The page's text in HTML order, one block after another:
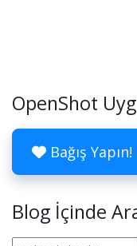
OpenShot
Bağış Yapın!
Blog İçinde